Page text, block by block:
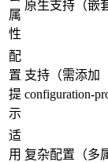
属
性
原生支持（嵌
配
置
提
示
支持（需添加
configuration-
适
用 复杂配置（多